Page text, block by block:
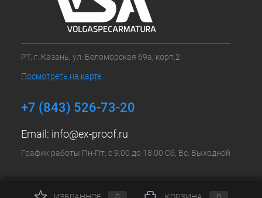
РТ, г. Казань, ул. Беломорская 69а, корп.2
Посмотреть на карте
+7 (843) 526-73-20
Email: info@ex-proof.ru
График работы Пн-Пт: с 9:00 до 18:00 Сб, Вс: Выходной